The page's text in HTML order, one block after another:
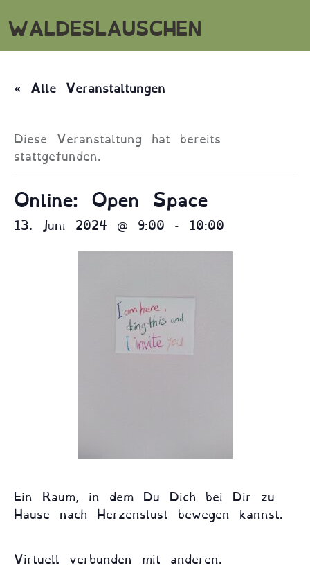
WALDESLAUSCHEN
« Alle Veranstaltungen
Diese Veranstaltung hat bereits
stattgefunden.
Online: Open Space
13. Juni 2024 @ 9:00 - 10:00
Ein Raum, in dem Du Dich bei Dir zu
Hause nach Herzenslust bewegen kannst.
Virtuell verbunden mit anderen.